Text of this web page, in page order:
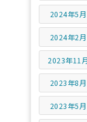
2024年5月
2024年2月
2023年11
2023年8月
2023年5月